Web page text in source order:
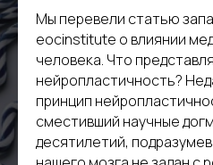
Мы перевели статью
eocinstitute о влиянии
человека. Что
нейропластичность?
принцип
сместивший научные
десятилетий,